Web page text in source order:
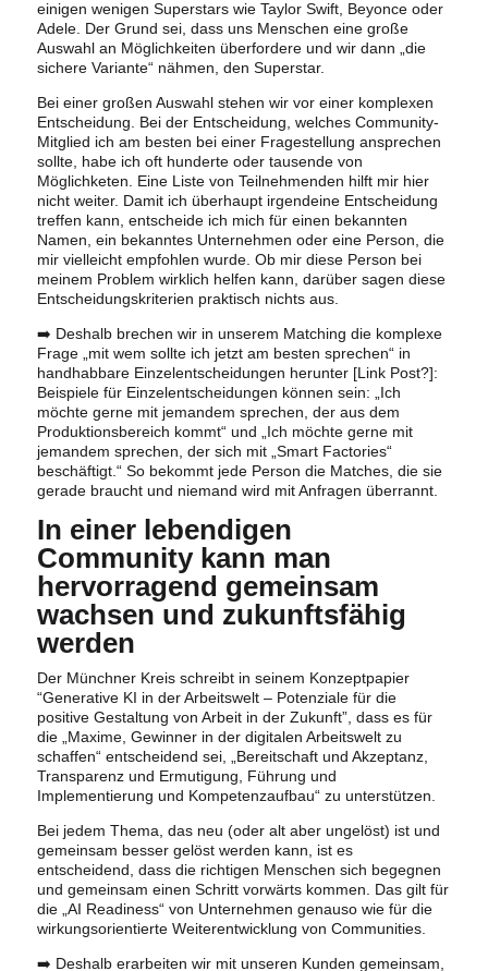
einigen wenigen Superstars wie Taylor Swift, Beyonce oder
Adele. Der Grund sei, dass uns Menschen eine große
Auswahl an Möglichkeiten überfordere und wir dann „die
sichere Variante“ nähmen, den Superstar.
Bei einer großen Auswahl stehen wir vor einer komplexen
Entscheidung. Bei der Entscheidung, welches Community-
Mitglied ich am besten bei einer Fragestellung ansprechen
sollte, habe ich oft hunderte oder tausende von
Möglichketen. Eine Liste von Teilnehmenden hilft mir hier
nicht weiter. Damit ich überhaupt irgendeine Entscheidung
treffen kann, entscheide ich mich für einen bekannten
Namen, ein bekanntes Unternehmen oder eine Person, die
mir vielleicht empfohlen wurde. Ob mir diese Person bei
meinem Problem wirklich helfen kann, darüber sagen diese
Entscheidungskriterien praktisch nichts aus.
➡️ Deshalb brechen wir in unserem Matching die komplexe
Frage „mit wem sollte ich jetzt am besten sprechen“ in
handhabbare Einzelentscheidungen herunter [Link Post?]:
Beispiele für Einzelentscheidungen können sein: „Ich
möchte gerne mit jemandem sprechen, der aus dem
Produktionsbereich kommt“ und „Ich möchte gerne mit
jemandem sprechen, der sich mit „Smart Factories“
beschäftigt.“ So bekommt jede Person die Matches, die sie
gerade braucht und niemand wird mit Anfragen überrannt.
In einer lebendigen
Community kann man
hervorragend gemeinsam
wachsen und zukunftsfähig
werden
Der Münchner Kreis schreibt in seinem Konzeptpapier
“Generative KI in der Arbeitswelt – Potenziale für die
positive Gestaltung von Arbeit in der Zukunft”, dass es für
die „Maxime, Gewinner in der digitalen Arbeitswelt zu
schaffen“ entscheidend sei, „Bereitschaft und Akzeptanz,
Transparenz und Ermutigung, Führung und
Implementierung und Kompetenzaufbau“ zu unterstützen.
Bei jedem Thema, das neu (oder alt aber ungelöst) ist und
gemeinsam besser gelöst werden kann, ist es
entscheidend, dass die richtigen Menschen sich begegnen
und gemeinsam einen Schritt vorwärts kommen. Das gilt für
die „AI Readiness“ von Unternehmen genauso wie für die
wirkungsorientierte Weiterentwicklung von Communities.
➡️ Deshalb erarbeiten wir mit unseren Kunden gemeinsam,